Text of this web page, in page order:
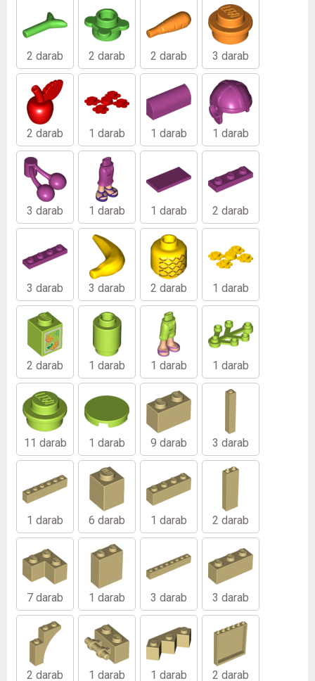
2 darab 2 darab 2 darab 3 darab
2 darab 1 darab 1 darab 1 darab
3 darab 1 darab 1 darab 2 darab
3 darab 3 darab 2 darab 1 darab
2 darab 1 darab 1 darab 1 darab
11 darab 1 darab 9 darab 3 darab
1 darab 6 darab 1 darab 2 darab
7 darab 1 darab 3 darab 3 darab
2 darab 1 darab 1 darab 2 darab